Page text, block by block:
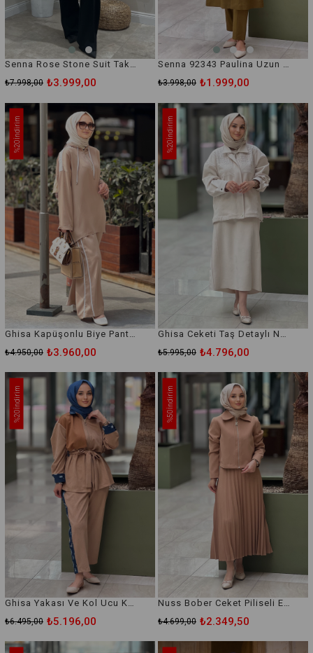
Senna Rose Stone Suit Takım
₺3.999,00
₺7.998,00
Senna 92343 Paulina Uzun Ceketli Takım
₺1.999,00
₺3.998,00
₺3.960,00
₺4.950,00
%20
İndirim
₺4.796,00
₺5.995,00
%20
İndirim
Ghisa Yakası Ve Kol Ucu Kot Detaylı Pantolonlu Takım
₺5.196,00
₺6.495,00
%20
İndirim
Nuss Bober Ceket Piliseli Etekli Takım
₺2.349,50
₺4.699,00
%50
İndirim